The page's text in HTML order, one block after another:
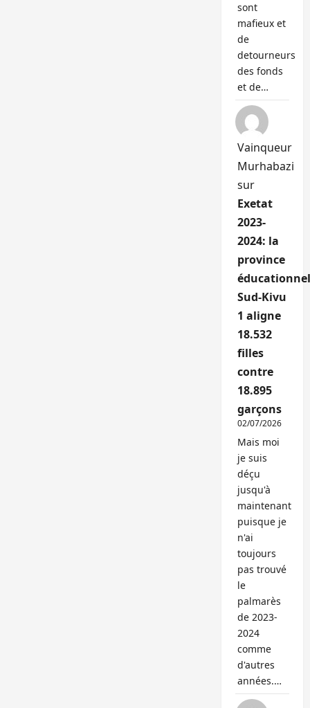
sont
mafieux et
de
detourneurs
des fonds
et de…
Vainqueur
Murhabazi
sur
Exetat
2023-
2024: la
province
Sud-Kivu
1 aligne
18.532
filles
contre
18.895
garçons
02/07/2026
Mais moi
je suis
déçu
jusqu'à
maintenant
puisque je
n'ai
toujours
pas trouvé
le
palmarès
de 2023-
2024
comme
d'autres
années.…